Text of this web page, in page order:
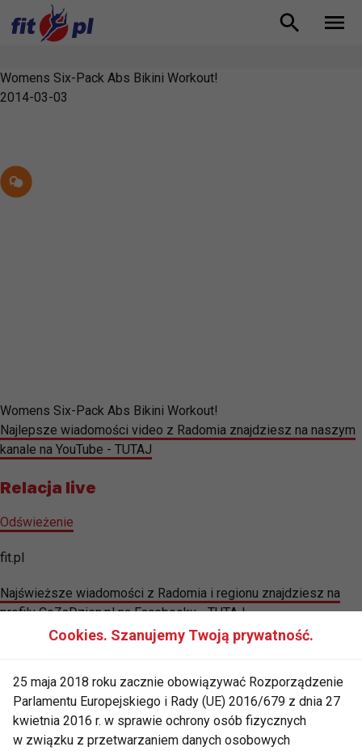
Womens Six-Pack Abs Bikini Workout!
2014-03-03
Womens Six-Pack Abs Bikini Workout!
Najlepsze wiadomości video z Radomia znajdziesz na naszym
kanale na YouTube - TUTAJ
Relacja live
Odświeżenie
fit.pl
Najświeższe wiadomości z Radomia i regionu znajdziesz na
profilu CoZaDzien.pl na Facebooku - TUTAJ
brzuch
ćwiczenia na brzuch
Cookies. Szanujemy Twoją prywatność.
25 maja 2018 roku zacznie obowiązywać Rozporządzenie
Parlamentu Europejskiego i Rady (UE) 2016/679 z dnia 27
kwietnia 2016 r. w sprawie ochrony osób fizycznych
w związku z przetwarzaniem danych osobowych